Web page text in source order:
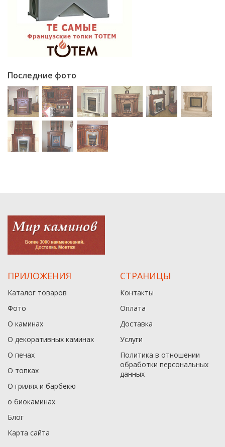
Последние фото
ПРИЛОЖЕНИЯ
Каталог товаров
Фото
О каминах
О декоративных каминах
О печах
О топках
О грилях и барбекю
о биокаминах
Блог
Карта сайта
СТРАНИЦЫ
Контакты
Оплата
Доставка
Услуги
Политика в отношении
обработки персональных
данныx